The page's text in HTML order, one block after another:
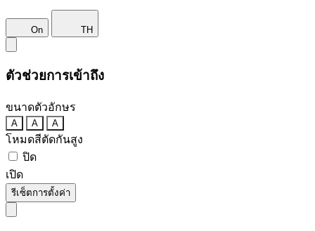
On TH
ตัวช่วยการเข้าถึง
ขนาดตัวอักษร
A A A
โหมดสีตัดกันสูง
ปิด
เปิด
รีเซ็ตการตั้งค่า